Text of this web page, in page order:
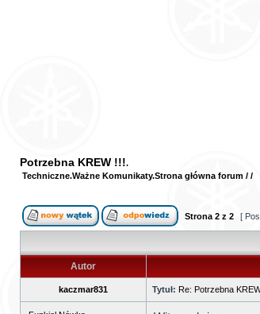
Potrzebna KREW !!!
Strona główna forum /
Techniczne /
Ważne Komunikaty
Strona 2 z 2 [
Autor
kaczmar831 Tytuł: Re: Potrzebna